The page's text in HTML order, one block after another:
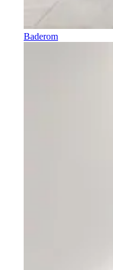
Baderom